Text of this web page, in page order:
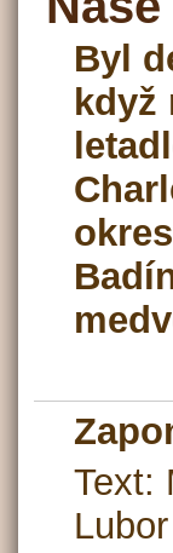
Byl
Text: